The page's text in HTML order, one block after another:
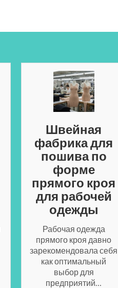
Швейная
фабрика для
пошива по
форме
прямого кроя
для рабочей
одежды
Рабочая одежда
прямого кроя давно
зарекомендовала себя
как оптимальный
выбор для
предприятий…